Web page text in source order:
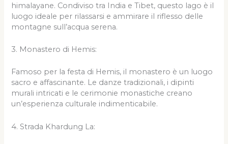
himalayane. Condiviso tra India e Tibet, questo lago è il
luogo ideale per rilassarsi e ammirare il riflesso delle
montagne sull’acqua serena.
3. Monastero di Hemis:
Famoso per la festa di Hemis, il monastero è un luogo
sacro e affascinante. Le danze tradizionali, i dipinti
murali intricati e le cerimonie monastiche creano
un’esperienza culturale indimenticabile.
4. Strada Khardung La: